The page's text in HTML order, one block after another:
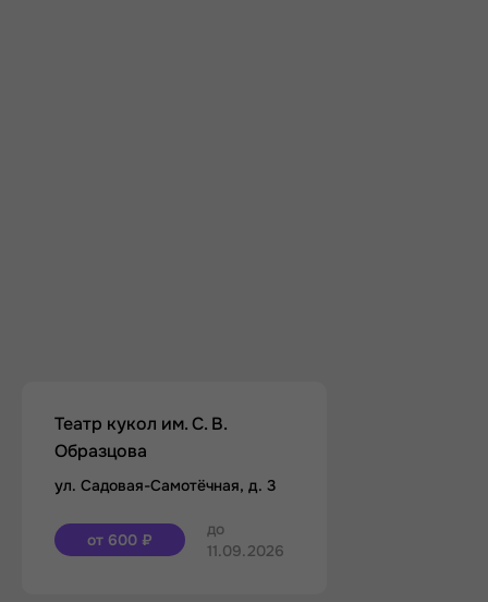
Театр кукол им. С. В.
Образцова
ул. Садовая-Самотёчная, д. 3
от 600 ₽
до
11.09.2026